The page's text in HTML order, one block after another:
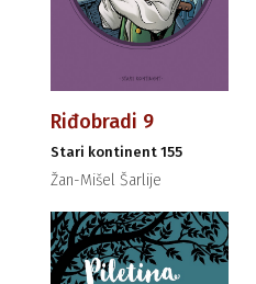
Riđobradi 9
Stari kontinent 155
Žan-Mišel Šarlije